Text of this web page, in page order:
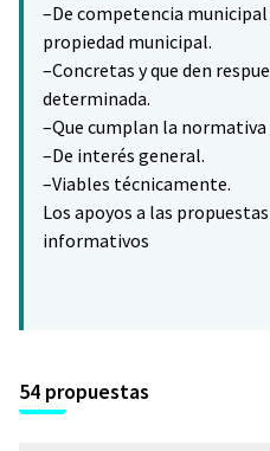
–De competencia municipal
propiedad municipal.
–Concretas y que den
determinada.
–Que cumplan la
–De interés general.
–Viables técnicamente.
Los apoyos a las
informativos
54 propuestas